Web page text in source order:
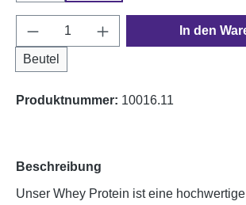
Produkt Anzahl: Gib den
Beutel
In den
Produktnummer: 10016.11
Beschreibung
Unser Whey Protein ist eine